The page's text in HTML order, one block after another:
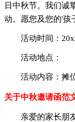
日中秋节。我们诚
动。愿您及您的'孩
活动时间：
活动地点：
活动内容：摊
关于中秋邀请函范
亲爱的家长朋